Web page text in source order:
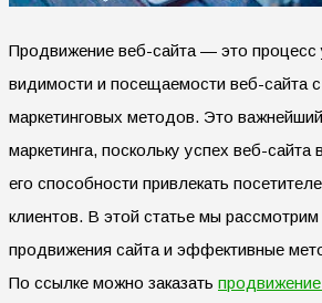
Продвижение веб-сайта — это процесс
видимости и посещаемости веб-сайта
маркетинговых методов. Это
маркетинга, поскольку успех веб-сайта
его способности привлекать
клиентов. В этой статье мы
продвижения сайта и эффективные
По ссылке можно заказать